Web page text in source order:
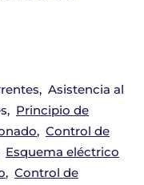
Asistencia al
Principio de
Control de
Esquema eléctrico
Control de